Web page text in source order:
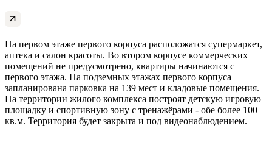
На первом этаже первого корпуса расположатся супермаркет,
аптека и салон красоты. Во втором корпусе коммерческих
помещений не предусмотрено, квартиры начинаются с
первого этажа. На подземных этажах первого корпуса
запланирована парковка на 139 мест и кладовые помещения.
На территории жилого комплекса построят детскую игровую
площадку и спортивную зону с тренажёрами - обе более 100
кв.м. Территория будет закрыта и под видеонаблюдением.